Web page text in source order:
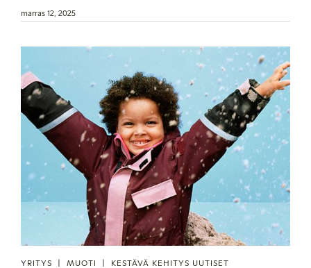
tutkimuksesta, johon osallistui yhteensä yli 4 000 naista
Suomesta, Ruotsista, Tanskasta ja Norjasta. Tutkimus on
edistämiseksi.
marras 12, 2025
YRITYS MUOTI KESTÄVÄ KEHITYS UUTISET